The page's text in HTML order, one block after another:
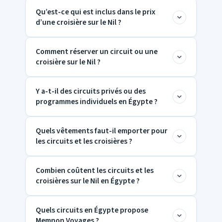
guides francophones.
Chez Memnon Voyages, les circuits en
Égypte comprennent généralement :
Transferts
Droits d’entrée
Accompagnement de guide
Repas partiels
Qu’est-ce qui est inclus dans le prix
d’une croisière sur le Nil ?
Noscroisières sur le Nilcomprennent :
Pension complète
Transferts
Excursions guidées le long du Nil
Comment réserver un circuit ou une
croisière sur le Nil ?
Vous pouvez réserver vos circuits en
Égypte et voscroisières sur le Nil
facilement chez Memnon Voyages via :
Notre site web
WhatsApp
Conseil personnalisé
Y a-t-il des circuits privés ou des
programmes individuels en Égypte ?
Oui, Memnon Voyages propose des
circuits en Égyptesur mesure et des
croisières sur le Nilexclusives selon vos
souhaits.
Quels vêtements faut-il emporter pour
les circuits et les croisières ?
Pour les circuits en Égypte et les croisières
sur le Nil, nous recommandons :
Protection solaire
Combien coûtent les circuits et les
croisières sur le Nil en Égypte ?
Les prix dépendent de la durée et du
Quels circuits en Égypte propose